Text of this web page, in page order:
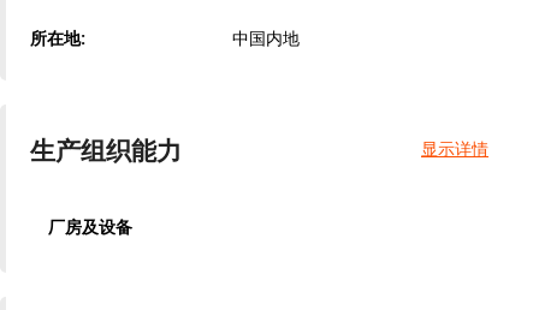
所在地: 中国内地
生产组织能力 显示详情
厂房及设备